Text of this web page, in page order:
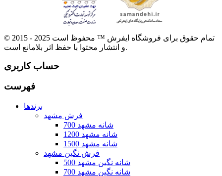
© 2015 - 2025 تمام حقوق برای فروشگاه ایفرش ™ محفوظ است
و انتشار محتوا با حفظ اثر بلامانع است.
حساب کاربری
فهرست
برندها
فرش مشهد
700 شانه مشهد
1200 شانه مشهد
1500 شانه مشهد
فرش نگین مشهد
500 شانه نگین مشهد
700 شانه نگین مشهد